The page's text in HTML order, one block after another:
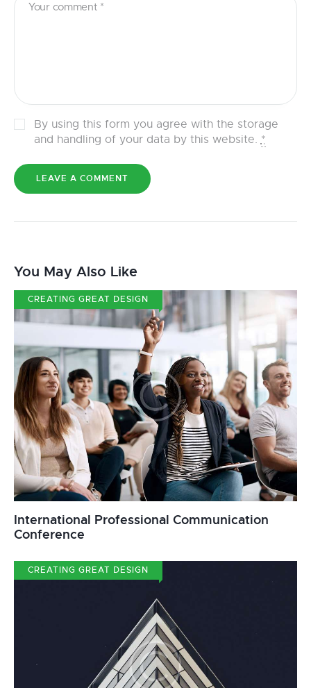
By using this form you agree with the storage
and handling of your data by this website.*
You May Also Like
CREATING GREAT DESIGN
International Professional Communication
Conference
CREATING GREAT DESIGN